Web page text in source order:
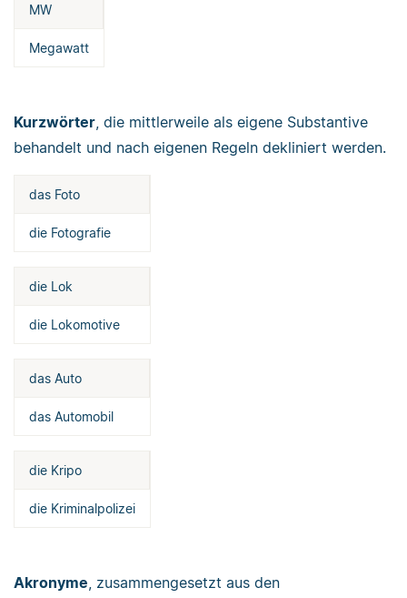
MW
Megawatt
Kurzwörter, die mittlerweile als eigene Substantive
behandelt und nach eigenen Regeln dekliniert werden.
das Foto
die Fotografie
die Lok
die Lokomotive
das Auto
das Automobil
die Kripo
die Kriminalpolizei
Akronyme, zusammengesetzt aus den